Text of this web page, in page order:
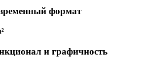
формат
и графичность